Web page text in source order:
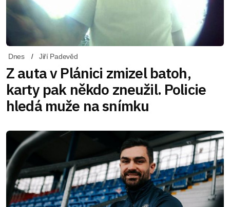
Dnes Jiří Padevěd
Z auta v Plánici zmizel batoh,
karty pak někdo zneužil. Policie
hledá muže na snímku